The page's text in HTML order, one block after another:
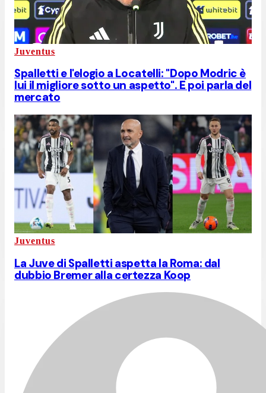
Juventus
Spalletti e l'elogio a Locatelli: "Dopo Modric è
lui il migliore sotto un aspetto". E poi parla del
mercato
Juventus
La Juve di Spalletti aspetta la Roma: dal
dubbio Bremer alla certezza Koop